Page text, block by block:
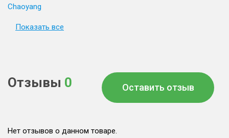
Chaoyang
Показать все
Отзывы 0 Оставить отзыв
Нет отзывов о данном товаре.